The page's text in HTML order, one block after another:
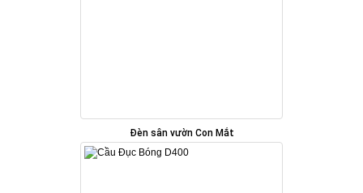
Đèn sân vườn Con Mắt